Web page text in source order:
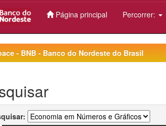
Página principal Percorrer:
- BNB - Banco do Nordeste do Brasil